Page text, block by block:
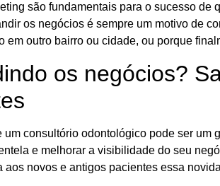
são fundamentais para o sucesso
os negócios é sempre um motivo de
em outro bairro ou cidade, ou porque
os negócios?
um consultório odontológico pode ser um
e melhorar a visibilidade do seu
aos novos e antigos pacientes essa